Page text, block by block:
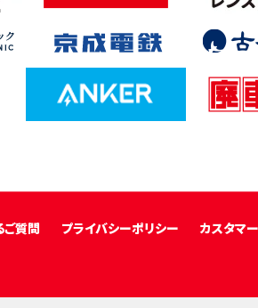
ご質問 プライバシーポリシー カスタマ